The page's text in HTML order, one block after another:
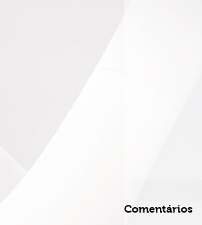
Comentários